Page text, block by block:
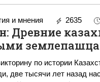
и мнения 2635
Древние
по истории
две тысячи лет назад